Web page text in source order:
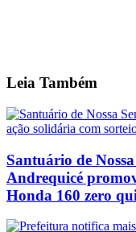
Leia Também
Santuário de
Andrequicé
Honda 160 zero